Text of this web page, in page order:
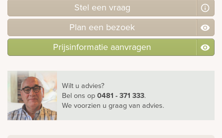
Stel een vraag
Plan een bezoek
Prijsinformatie aanvragen
Wilt u advies?
Bel ons op0481 - 371 333.
We voorzien u graag van advies.